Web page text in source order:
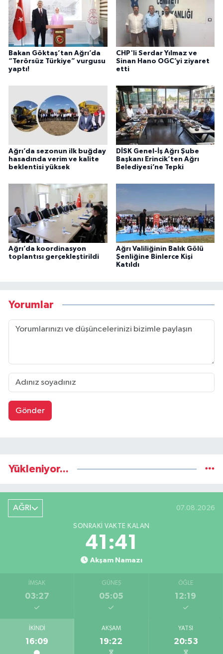
Bakan Göktaş’tan Ağrı’da
“Terörsüz Türkiye” vurgusu
yaptı!
CHP'li Serdar Yılmaz ve
Sinan Hano OGC’yi ziyaret
etti
Ağrı’da sezonun ilk buğday
hasadında verim ve kalite
beklentisi yüksek
DİSK Genel-İş Ağrı Şube
Başkanı Erincik’ten Ağrı
Belediyesi’ne Tepki
Ağrı’da koordinasyon
toplantısı gerçekleştirildi
Ağrı Valiliğinin Balık Gölü
Şenliğine Binlerce Kişi
Katıldı
Yorumlar
Gönder
Yükleniyor...
AĞRI 07.08.2026
SONRAKI VAKTE KALAN
41:40
Akşam Namazı
İMSAK
03:27
GÜNEŞ
05:05
ÖĞLE
12:19
İKINDI
16:09
AKŞAM
19:22
YATSI
20:53